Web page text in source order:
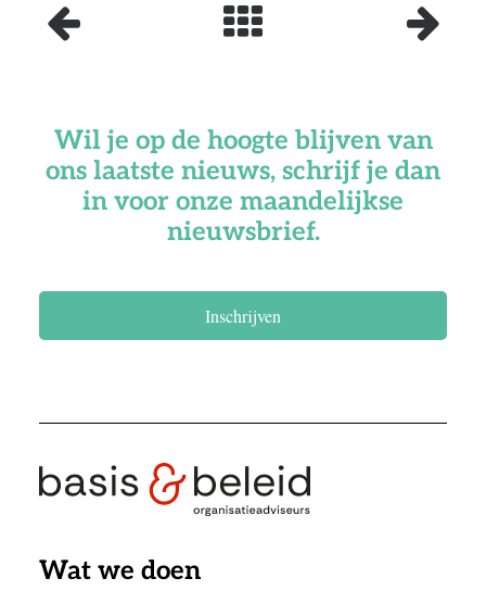
Wil je op de hoogte blijven van
ons laatste nieuws, schrijf je dan
in voor onze maandelijkse
nieuwsbrief.
Inschrijven
Wat we doen